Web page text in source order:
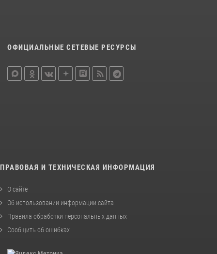
ОФИЦИАЛЬНЫЕ СЕТЕВЫЕ РЕСУРСЫ
ПРАВОВАЯ И ТЕХНИЧЕСКАЯ ИНФОРМАЦИЯ
О сайте
Об использовании информации сайта
Правила обработки персональных данных
Сообщить об ошибках